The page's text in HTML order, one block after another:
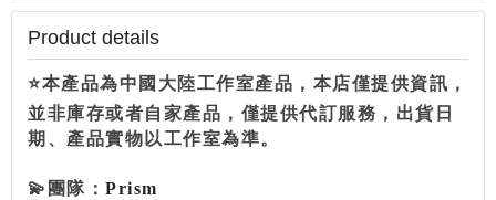
Product details
⭐本產品為中國大陸工作室產品，本店僅提供資訊，
並非庫存或者自家產品，僅提供代訂服務，出貨日
期、產品實物以工作室為準。
💫 團隊： Prism